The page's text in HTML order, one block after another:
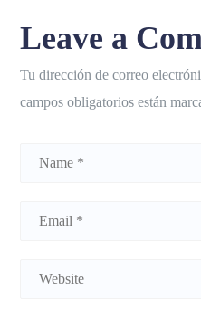
Leave a
Tu dirección de correo
campos obligatorios están